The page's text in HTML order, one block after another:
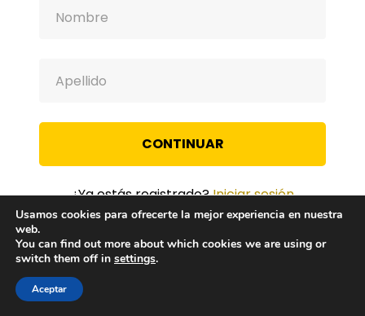
CONTINUAR
¿Ya estás registrado?Iniciar sesión
Usamos cookies para ofrecerte la mejor experiencia en nuestra
web.
You can find out more about which cookies we are using or
switch them off in settings.
Aceptar